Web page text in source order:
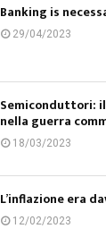
Banking is
29/04/2023
Semiconduttori:
nella guerra
18/03/2023
L’inflazione era
12/02/2023